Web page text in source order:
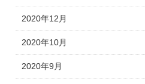
2020年12月
2020年10月
2020年9月